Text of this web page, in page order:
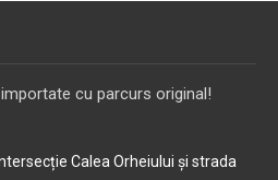
cu parcurs original!
Calea Orheiului și strada